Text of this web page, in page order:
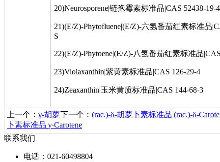
20)Neurosporene|链孢霉素标准品|CAS 52438-19-4
21)(E/Z)-Phytofluene|(E/Z)-六氢番茄红素标准品
S
22)(E/Z)-Phytoene|(E/Z)-八氢番茄红素标准品
23)Violaxanthin|紫黄素标准品|CAS 126-29-4
24)Zeaxanthin|玉米黄质标准品|CAS 144-68-3
下一个： (rac.)‐δ-胡萝卜素标准品
上一个： γ‐胡萝
卜素标准品 γ‐Carotene
联系我们
电话：021-60498804